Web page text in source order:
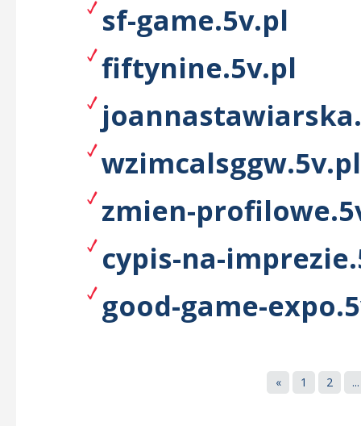
sf-game.5v.pl
fiftynine.5v.pl
wzimcalsggw.5v.pl
zmien-
cypis-na-
good-game-
« 1 2 ...